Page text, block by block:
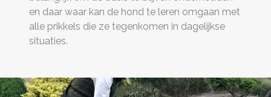
en daar waar kan de hond te leren omgaan met
alle prikkels die ze tegenkomen in dagelijkse
situaties.